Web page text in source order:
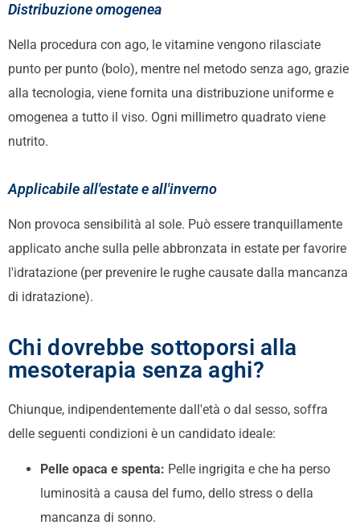
Distribuzione omogenea
Nella procedura con ago, le vitamine vengono rilasciate
punto per punto (bolo), mentre nel metodo senza ago, grazie
alla tecnologia, viene fornita una distribuzione uniforme e
omogenea a tutto il viso. Ogni millimetro quadrato viene
nutrito.
Applicabile all'estate e all'inverno
Non provoca sensibilità al sole. Può essere tranquillamente
applicato anche sulla pelle abbronzata in estate per favorire
l'idratazione (per prevenire le rughe causate dalla mancanza
di idratazione).
Chi dovrebbe sottoporsi alla
mesoterapia senza aghi?
Chiunque, indipendentemente dall'età o dal sesso, soffra
delle seguenti condizioni è un candidato ideale:
Pelle opaca e spenta: Pelle ingrigita e che ha perso
luminosità a causa del fumo, dello stress o della
mancanza di sonno.